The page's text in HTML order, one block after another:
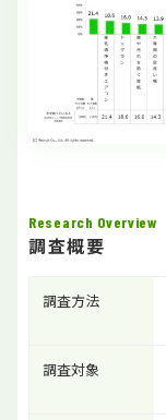
Research Overview
調査概要
調査方法
調査対象